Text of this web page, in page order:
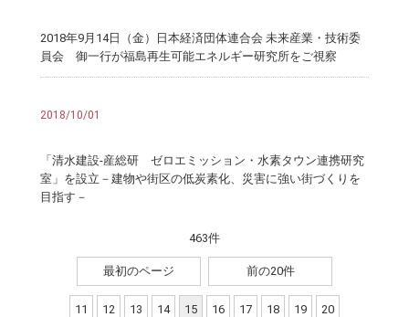
2018年9月14日（金）日本経済団体連合会 未来産業・技術委
員会 御一行が福島再生可能エネルギー研究所をご視察
2018/10/01
「清水建設-産総研 ゼロエミッション・水素タウン連携研究
室」を設立－建物や街区の低炭素化、災害に強い街づくりを
目指す－
463件
最初のページ 前の20件
11 12 13 14 15 16 17 18 19 20